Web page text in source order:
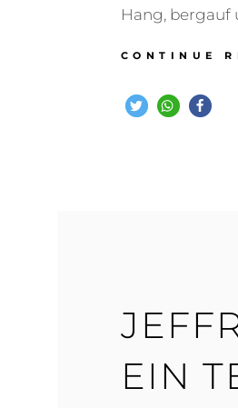
Hang, bergauf
CONTINUE
EIN